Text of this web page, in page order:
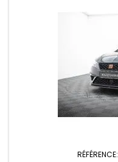
RÉFÉRENCE: